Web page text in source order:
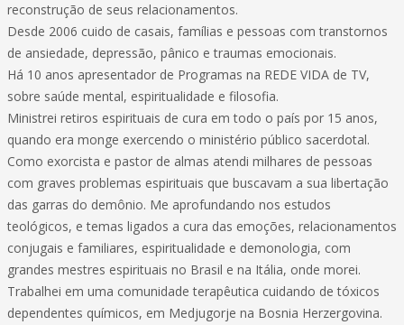
reconstrução de seus relacionamentos.
Desde 2006 cuido de casais, famílias e pessoas com transtornos
de ansiedade, depressão, pânico e traumas emocionais.
Há 10 anos apresentador de Programas na REDE VIDA de TV,
sobre saúde mental, espiritualidade e filosofia.
Ministrei retiros espirituais de cura em todo o país por 15 anos,
quando era monge exercendo o ministério público sacerdotal.
Como exorcista e pastor de almas atendi milhares de pessoas
com graves problemas espirituais que buscavam a sua libertação
das garras do demônio. Me aprofundando nos estudos
teológicos, e temas ligados a cura das emoções, relacionamentos
conjugais e familiares, espiritualidade e demonologia, com
grandes mestres espirituais no Brasil e na Itália, onde morei.
Trabalhei em uma comunidade terapêutica cuidando de tóxicos
dependentes químicos, em Medjugorje na Bosnia Herzergovina.